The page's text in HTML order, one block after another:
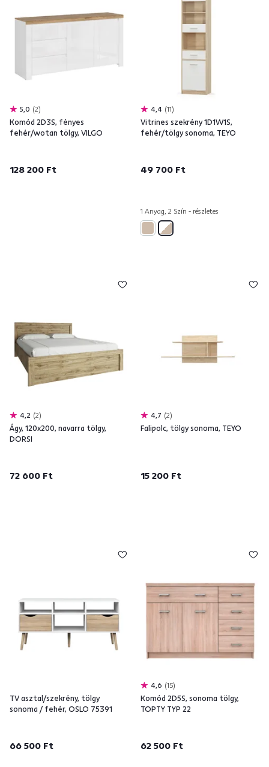
5,0 2
Komód 2D3S, fényes
fehér/wotan tölgy, VILGO
128 200 Ft
4,4 11
Vitrines szekrény 1D1W1S,
fehér/tölgy sonoma, TEYO
49 700 Ft
1 Anyag, 2 Szín - részletes
4,2 2
Ágy, 120x200, navarra tölgy,
DORSI
72 600 Ft
4,7 2
Falipolc, tölgy sonoma, TEYO
15 200 Ft
TV asztal/szekrény, tölgy
sonoma / fehér, OSLO 75391
66 500 Ft
4,6 15
Komód 2D5S, sonoma tölgy,
TOPTY TYP 22
62 500 Ft